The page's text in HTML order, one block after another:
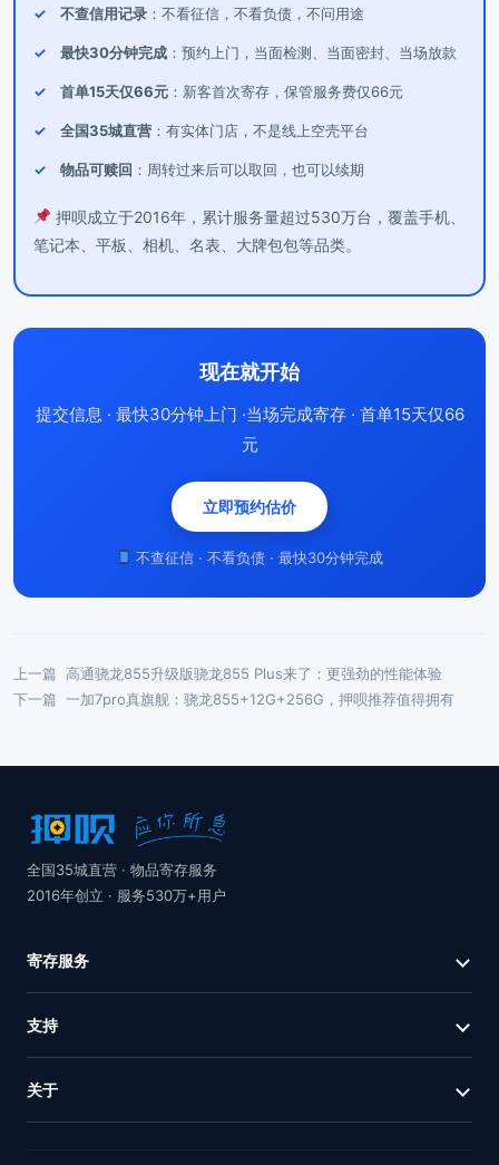
不查信用记录 ：不看征信，不看负债，不问用途
最快30分钟完成 ：预约上门，当面检测、当面密封、当场放款
首单15天仅66元 ：新客首次寄存，保管服务费仅66元
全国35城直营 ：有实体门店，不是线上空壳平台
物品可赎回 ：周转过来后可以取回，也可以续期
押呗成立于2016年，累计服务量超过530万台，覆盖手机、
笔记本、平板、相机、名表、大牌包包等品类。
现在就开始
提交信息 · 最快30分钟上门 ·当场完成寄存 · 首单15天仅66
元
立即预约估价
不查征信 · 不看负债 · 最快30分钟完成
上一篇 高通骁龙855升级版骁龙855 Plus来了：更强劲的性能体验
下一篇 一加7pro真旗舰：骁龙855+12G+256G，押呗推荐值得拥有
全国35城直营 · 物品寄存服务
2016年创立 · 服务530万+用户
寄存服务
支持
关于